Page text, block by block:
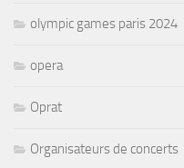
olympic games paris 2024
opera
Oprat
Organisateurs de concerts